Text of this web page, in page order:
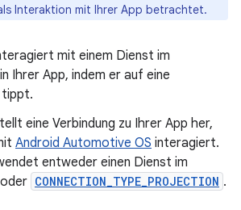
Interaktion mit Ihrer App betrachtet.
mit einem Dienst im
Ihrer App, indem er auf eine
tippt.
eine Verbindung zu Ihrer App her,
Android Automotive OS interagiert.
entweder einen Dienst im
CONNECTION_TYPE_PROJECTION .